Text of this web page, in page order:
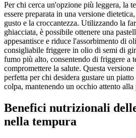
Per chi cerca un'opzione più leggera, la
essere preparata in una versione
gusto e la croccantezza. Utilizzando la
ghiacciata, è possibile ottenere una
appesantisce e riduce l'assorbimento di
consigliabile friggere in olio di semi di
fumo più alto, consentendo di friggere a
compromettere la salute. Questa
perfetta per chi desidera gustare un
colpa, mantenendo un occhio attento
Benefici nutrizionali
nella tempura